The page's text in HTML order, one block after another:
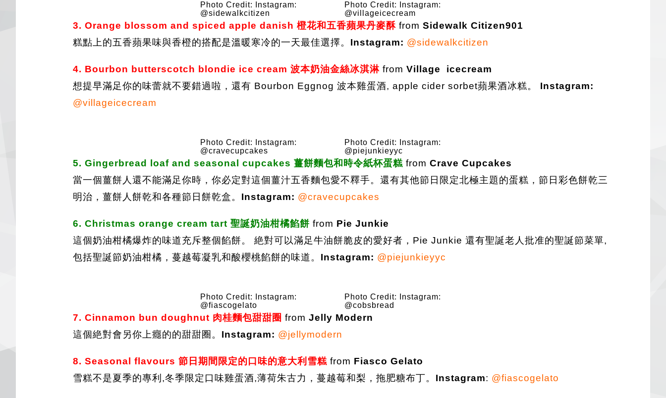
Photo Credit: Instagram:
@sidewalkcitizen
Photo Credit: Instagram:
@villageicecream
3. Orange blossom and spiced apple danish 橙花和五香蘋果丹麥酥 from Sidewalk Citizen901
糕點上的五香蘋果味與香橙的搭配是溫暖寒冷的一天最佳選擇。 Instagram: @sidewalkcitizen
4. Bourbon butterscotch blondie ice cream 波本奶油金絲冰淇淋 from Village icecream
想提早滿足你的味蕾就不要錯過啦，還有 Bourbon Eggnog 波本雞蛋酒, apple cider sorbet蘋果酒冰糕。
Instagram:
@villageicecream
Photo Credit: Instagram:
@cravecupcakes
Photo Credit: Instagram:
@piejunkieyyc
5. Gingerbread loaf and seasonal cupcakes 薑餅麵包和時令紙杯蛋糕 from Crave Cupcakes
當一個薑餅人還不能滿足你時，你必定對這個薑汁五香麵包愛不釋手。還有其他節日限定北極主題的蛋糕，節日彩色餅乾三
明治，薑餅人餅乾和各種節日餅乾盒。 Instagram: @cravecupcakes
6. Christmas orange cream tart 聖誕奶油柑橘餡餅 from Pie Junkie
這個奶油柑橘爆炸的味道充斥整個餡餅。 絶對可以滿足牛油餅脆皮的愛好者，Pie Junkie 還有聖誕老人批准的聖誕節菜單,
包括聖誕節奶油柑橘，蔓越莓凝乳和酸櫻桃餡餅的味道。 Instagram: @piejunkieyyc
Photo Credit: Instagram:
@fiascogelato
Photo Credit: Instagram:
@cobsbread
7. Cinnamon bun doughnut 肉桂麵包甜甜圈 from Jelly Modern
這個絶對會另你上癮的的甜甜圈。 Instagram: @jellymodern
8. Seasonal flavours 節日期間限定的口味的意大利雪糕 from Fiasco Gelato
雪糕不是夏季的專利,冬季限定口味雞蛋酒,薄荷朱古力，蔓越莓和梨，拖肥糖布丁。 Instagram: @fiascogelato